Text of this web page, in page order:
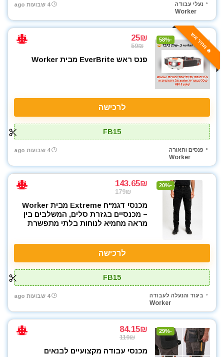
נעלי עבודה
Worker
4 שבועות ago
🔥 מחיר אש -58%
25₪
59₪
פנס ראש EverBrite מבית Worker
לרכישה
FB15
פנסים ותאורה
Worker
4 שבועות ago
-20%
143.65₪
179₪
מכנסי דגמ"ח Extreme מבית Worker
– מכנסיים בגזרת סלים, המשלבים בין
מראה מחמיא לנוחות בלתי מתפשרת
לרכישה
FB15
ביגוד והנעלה לעבודה
Worker
4 שבועות ago
-29%
84.15₪
119₪
מכנסי עבודה מקצועיים לבנאים